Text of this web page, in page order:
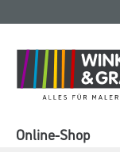
springen
springen
Online-Shop